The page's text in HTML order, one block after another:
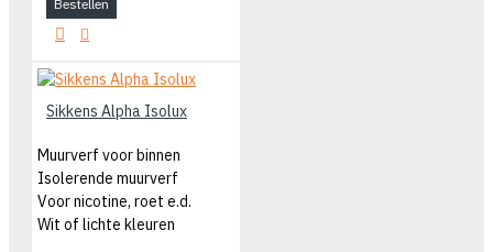
Bestellen
Sikkens Alpha Isolux
Muurverf voor binnen
Isolerende muurverf
Voor nicotine, roet e.d.
Wit of lichte kleuren